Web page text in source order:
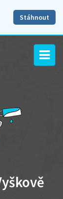
Stáhnout